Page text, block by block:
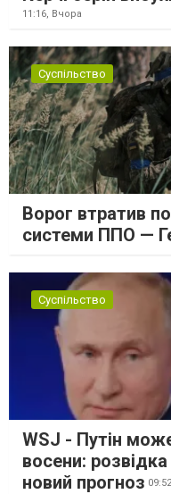
11:16, Вчора
Суспільство
Ворог втратив
системи ППО —
Суспільство
WSJ - Путін
восени:
новий прогноз